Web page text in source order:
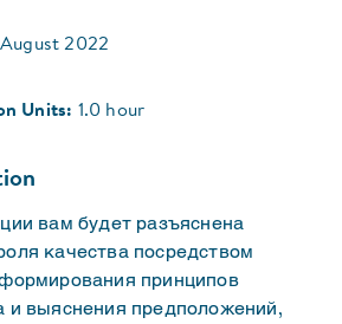
2022
Units: 1.0 hour
вам будет разъяснена
качества посредством
принципов
и выяснения предположений,